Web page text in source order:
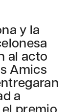
y la
al acto
Amics
a
premio